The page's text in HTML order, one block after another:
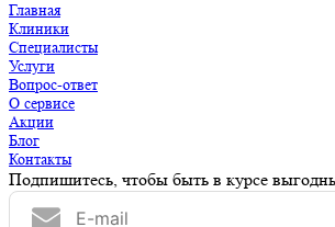
Главная
Клиники
Специалисты
Услуги
Вопрос-ответ
О сервисе
Акции
Блог
Контакты
Подпишитесь, чтобы быть в курсе